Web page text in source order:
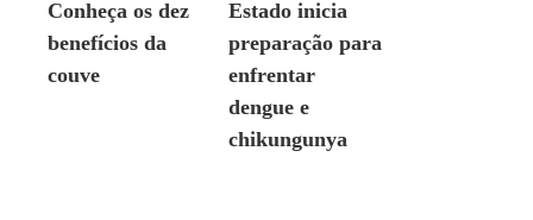
Conheça os dez
benefícios da
couve
Estado inicia
preparação para
enfrentar
dengue e
chikungunya